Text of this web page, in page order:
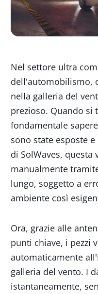
Nel settore ultra
dell'automobilismo,
nella galleria del
prezioso. Quando si
fondamentale
sono state esposte
di SolWaves, questa
manualmente
lungo, soggetto a
ambiente così
Ora, grazie alle
punti chiave, i pezzi
automaticamente
galleria del vento. I
istantaneamente,